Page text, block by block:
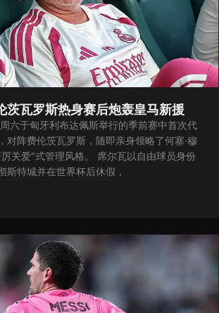
茨瓦罗斯热身赛后炮轰皇马新援
六于匈牙利布达佩斯举行的季前赛中首次代
对阵费伦茨瓦罗斯，随即亲身领略了何塞·穆
关爱"式管理风格。 席尔瓦以自由球员身份
斯特城并在世界杯后休假，